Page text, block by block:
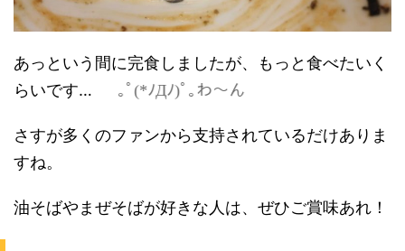
あっという間に完食しましたが、もっと食べたいく
らいです…
｡ﾟ(*ﾉДﾉ)ﾟ｡わ～ん
さすが多くのファンから支持されているだけありま
すね。
油そばやまぜそばが好きな人は、ぜひご賞味あれ！